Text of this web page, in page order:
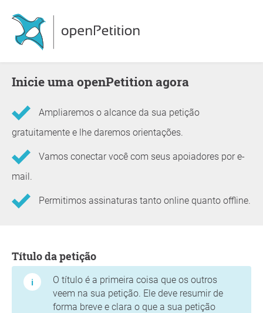
Inicie uma openPetition agora
Ampliaremos o alcance da sua petição
gratuitamente e lhe daremos orientações.
Vamos conectar você com seus apoiadores por e-
mail.
Permitimos assinaturas tanto online quanto offline.
Título da petição
O título é a primeira coisa que os outros
veem na sua petição. Ele deve resumir de
forma breve e clara o que a sua petição